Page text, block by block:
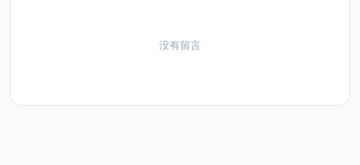
没有留言